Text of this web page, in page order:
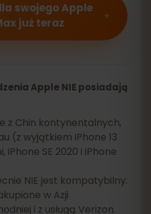
swojego Apple
już teraz
Apple NIE posiadają
z Chin kontynentalnych,
(z wyjątkiem iPhone 13
iPhone SE 2020 i iPhone
NIE jest kompatybilny.
w Azji
i z usługą Verizon.